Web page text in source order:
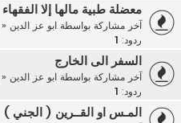
معضلة طبية مالها إلا الفقهاء
آخر مشاركة بواسطة ابو عز الدين«
ردود:
السفر الى الخارج
آخر مشاركة بواسطة ابو عز الدين«
ردود:
المـس او القــرين ( الجني )